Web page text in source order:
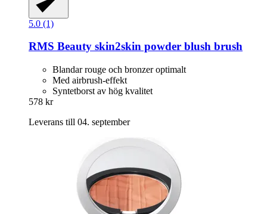
5.0 (1)
RMS Beauty skin2skin powder blush brush
Blandar rouge och bronzer optimalt
Med airbrush-effekt
Syntetborst av hög kvalitet
578 kr
Leverans till 04. september